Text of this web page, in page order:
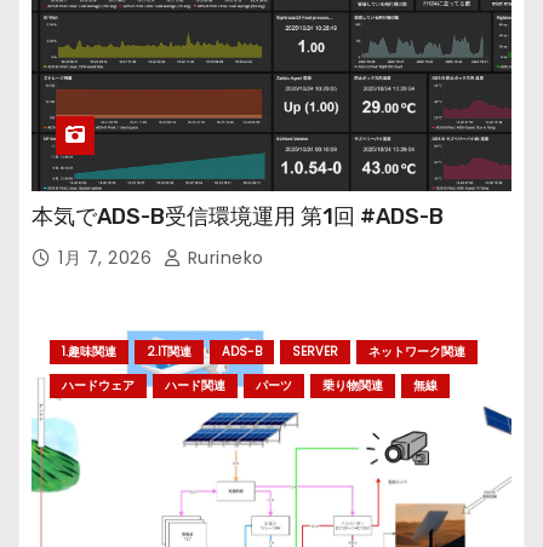
本気でADS-B受信環境運用 第1回 #ADS-B
1月 7, 2026 Rurineko
1.趣味関連 2.IT関連 ADS-B SERVER
ネットワーク関連
ハードウェア
ハード関連 パーツ 乗り物関連 無線